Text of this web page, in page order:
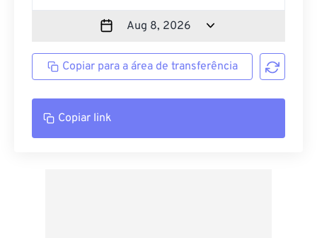
Copiar para a área de transferência
Copiar link